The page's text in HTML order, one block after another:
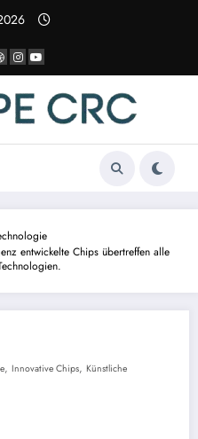
entwickelte Chips übertreffen alle
, Innovative Chips, Künstliche